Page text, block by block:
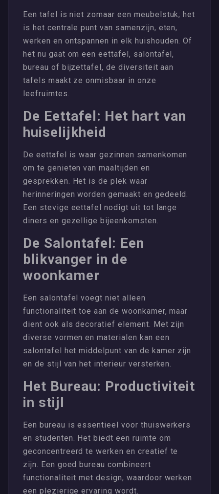
Een tafel is niet zomaar een meubelstuk; het
is het centrale punt van samenzijn, eten,
werken en ontspannen in elk huishouden. Of
het nu gaat om een eettafel, salontafel,
bureau of bijzettafel, de diversiteit aan
tafels maakt ze onmisbaar in onze
leefruimtes.
De Eettafel: Het hart van
huiselijkheid
De eettafel is waar gezinnen samenkomen
om te genieten van maaltijden en
gesprekken. Het is de plek waar
herinneringen worden gemaakt en gedeeld.
Een stevige eettafel nodigt uit tot lange
diners en gezellige bijeenkomsten.
De Salontafel: Een
blikvanger in de
woonkamer
Een salontafel voegt niet alleen
functionaliteit toe aan de woonkamer, maar
dient ook als decoratief element. Met zijn
diverse vormen en materialen kan een
salontafel het middelpunt van de kamer zijn
en de stijl van het interieur versterken.
Het Bureau: Productiviteit
in stijl
Een bureau is essentieel voor thuiswerkers
en studenten. Het biedt een ruimte om
geconcentreerd te werken en creatief te
zijn. Een goed bureau combineert
functionaliteit met design, waardoor werken
een plezierige ervaring wordt.